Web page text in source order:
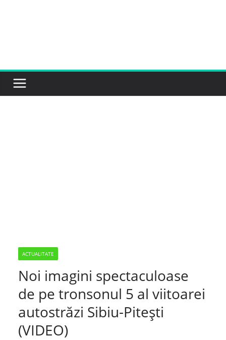
ACTUALITATE
Noi imagini spectaculoase
de pe tronsonul 5 al viitoarei
autostrăzi Sibiu-Piteşti
(VIDEO)